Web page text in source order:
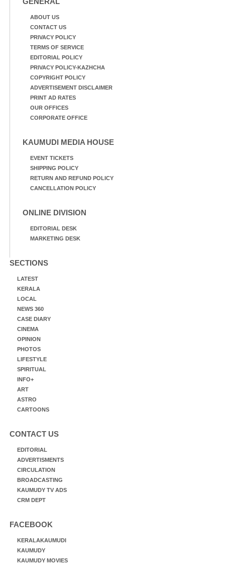
ABOUT US
CONTACT US
PRIVACY POLICY
TERMS OF SERVICE
EDITORIAL POLICY
PRIVACY POLICY-KAZHCHA
COPYRIGHT POLICY
ADVERTISEMENT DISCLAIMER
PRINT AD RATES
OUR OFFICES
CORPORATE OFFICE
KAUMUDI MEDIA HOUSE
EVENT TICKETS
SHIPPING POLICY
RETURN AND REFUND POLICY
CANCELLATION POLICY
ONLINE DIVISION
EDITORIAL DESK
MARKETING DESK
SECTIONS
LATEST
KERALA
LOCAL
NEWS 360
CASE DIARY
CINEMA
OPINION
PHOTOS
LIFESTYLE
SPIRITUAL
INFO+
ART
ASTRO
CARTOONS
CONTACT US
EDITORIAL
ADVERTISMENTS
CIRCULATION
BROADCASTING
KAUMUDY TV ADS
CRM DEPT
FACEBOOK
KERALAKAUMUDI
KAUMUDY
KAUMUDY MOVIES